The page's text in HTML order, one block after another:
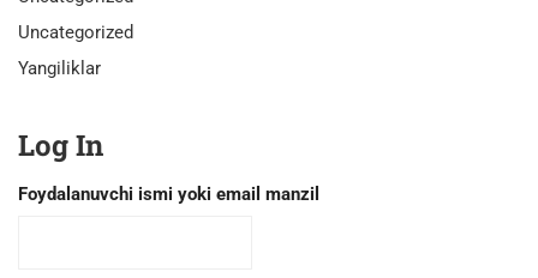
Uncategorized
Yangiliklar
Log In
Foydalanuvchi ismi yoki email manzil